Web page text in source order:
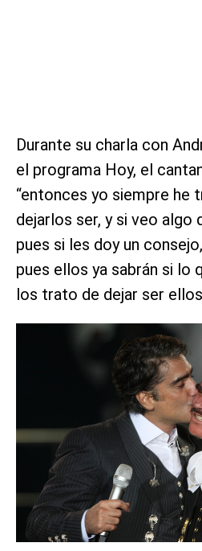
Durante su charla con
el programa Hoy, el
“entonces yo siempre he
dejarlos ser, y si veo algo
pues si les doy un
pues ellos ya sabrán si lo
los trato de dejar ser